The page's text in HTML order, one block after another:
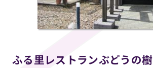
ふる里レストランぶどうの樹